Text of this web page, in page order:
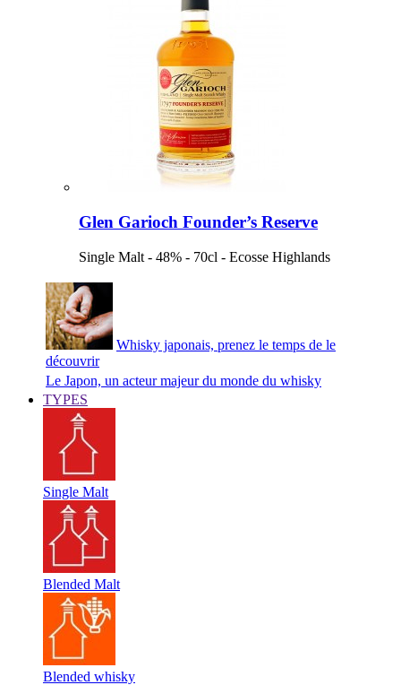
Glen Garioch Founder’s Reserve
Single Malt - 48% - 70cl - Ecosse Highlands
Whisky japonais, prenez le temps de le
découvrir
Le Japon, un acteur majeur du monde du whisky
TYPES
Single Malt
Blended Malt
Blended whisky